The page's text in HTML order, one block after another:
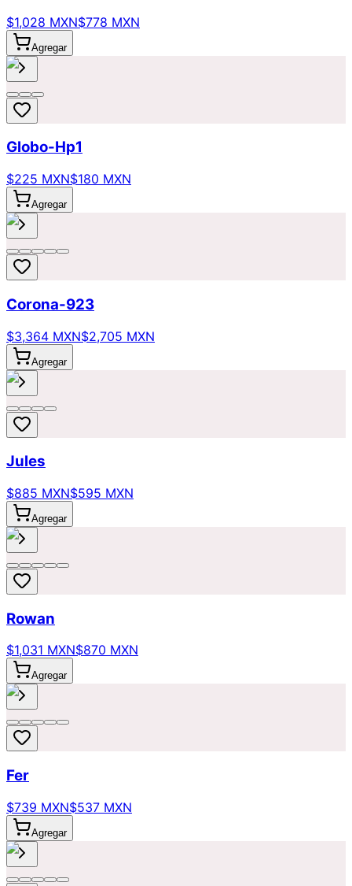
$1,028 MXN$778 MXN
Agregar
Globo-Hp1
$225 MXN$180 MXN
Agregar
Corona-923
$3,364 MXN$2,705 MXN
Agregar
Jules
$885 MXN$595 MXN
Agregar
Rowan
$1,031 MXN$870 MXN
Agregar
Fer
$739 MXN$537 MXN
Agregar